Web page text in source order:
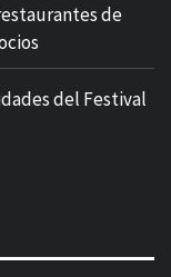
de
del Festival